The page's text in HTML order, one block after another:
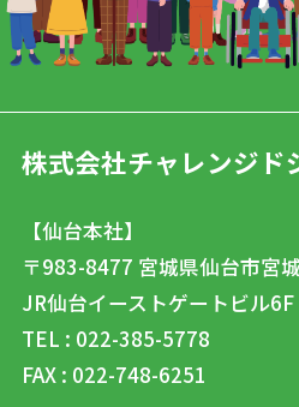
株式会社チャレンジド
【仙台本社】
〒983-8477 宮城県仙台市宮
JR仙台イーストゲートビル6F
TEL : 022-385-5778
FAX : 022-748-6251